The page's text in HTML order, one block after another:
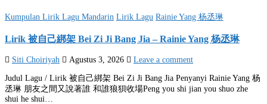
Posted
Kumpulan Lirik Lagu Mandarin Lirik Lagu Rainie Yang 杨丞琳
Lirik 被自己綁架 Bei Zi Ji Bang Jia – Rainie Yang 杨丞琳
Siti Choiriyah Agustus 3, 2026 Leave a comment
Judul Lagu / Lirik 被自己綁架 Bei Zi Ji Bang Jia Penyanyi Rainie Yang 杨
丞琳 朋友之間又說著誰 和誰狼狽收場Peng you shi jian you shuo zhe
shui he shui…